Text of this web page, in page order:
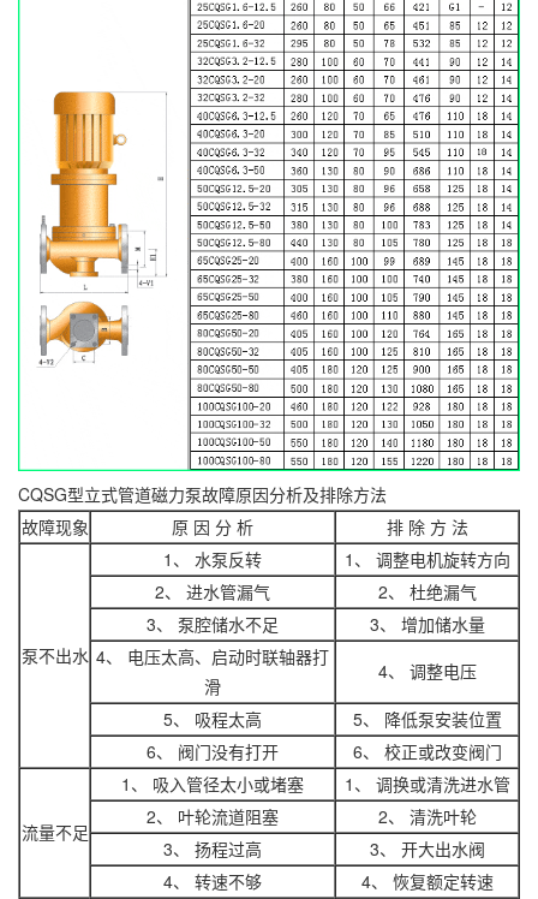
CQSG型立式管道磁力泵故障原因分析及排除方法
故障现象
原 因 分 析 排 除 方 法
泵不出水
1、 水泵反转
1、 调整电机旋转方向
2、 进水管漏气
2、 杜绝漏气
3、 泵腔储水不足
3、 增加储水量
4、 电压太高、启动时联轴器打
滑
4、 调整电压
5、 吸程太高
5、 降低泵安装位置
6、 阀门没有打开
6、 校正或改变阀门
流量不足
1、 吸入管径太小或堵塞
1、 调换或清洗进水管
2、 叶轮流道阻塞
2、 清洗叶轮
3、 扬程过高
3、 开大出水阀
4、 转速不够
4、 恢复额定转速